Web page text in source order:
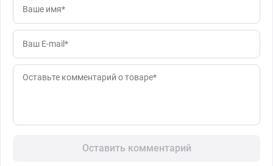
Оставить комментарий